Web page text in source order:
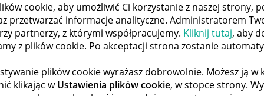
cookie, aby umożliwić Ci korzystanie z naszej strony,
przetwarzać informacje analityczne. Administratorem
partnerzy, z którymi współpracujemy. Kliknij tutaj, aby
z plików cookie. Po akceptacji strona zostanie
plików cookie wyrażasz dobrowolnie. Możesz ją w
klikając wUstawienia plików cookie, w stopce strony.
Zostałem oszukany na allegro , co robić?
POPRZEDNIA NASTĘPNA